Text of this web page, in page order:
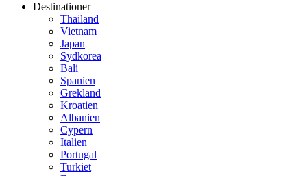
Destinationer
Thailand
Vietnam
Japan
Sydkorea
Bali
Spanien
Grekland
Kroatien
Albanien
Cypern
Italien
Portugal
Turkiet